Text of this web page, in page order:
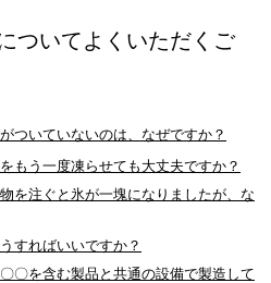
ついてよくいただくご
ついていないのは、なぜですか？
もう一度凍らせても大丈夫ですか？
を注ぐと氷が一塊になりましたが、な
すればいいですか？
〇を含む製品と共通の設備で製造して